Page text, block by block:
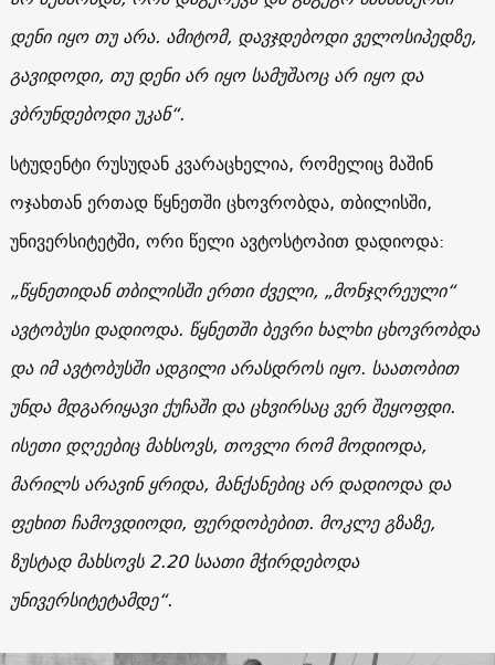
დენი იყო თუ არა. ამიტომ, დავჯდებოდი ველოსიპედზე,
გავიდოდი, თუ დენი არ იყო სამუშაოც არ იყო და
ვბრუნდებოდი უკან“.
სტუდენტი რუსუდან კვარაცხელია, რომელიც მაშინ
ოჯახთან ერთად წყნეთში ცხოვრობდა, თბილისში,
უნივერსიტეტში, ორი წელი ავტოსტოპით დადიოდა:
„წყნეთიდან თბილისში ერთი ძველი, „მონჯღრეული“
ავტობუსი დადიოდა. წყნეთში ბევრი ხალხი ცხოვრობდა
და იმ ავტობუსში ადგილი არასდროს იყო. საათობით
უნდა მდგარიყავი ქუჩაში და ცხვირსაც ვერ შეყოფდი.
ისეთი დღეებიც მახსოვს, თოვლი რომ მოდიოდა,
მარილს არავინ ყრიდა, მანქანებიც არ დადიოდა და
ფეხით ჩამოვდიოდი, ფერდობებით. მოკლე გზაზე,
ზუსტად მახსოვს 2.20 საათი მჭირდებოდა
უნივერსიტეტამდე“.